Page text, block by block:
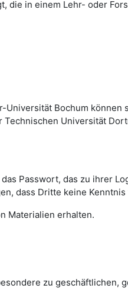
die in einem Lehr- oder
Bochum können
Universität
Passwort, das zu ihrer
dass Dritte keine
Materialien erhalten.
zu geschäftlichen,